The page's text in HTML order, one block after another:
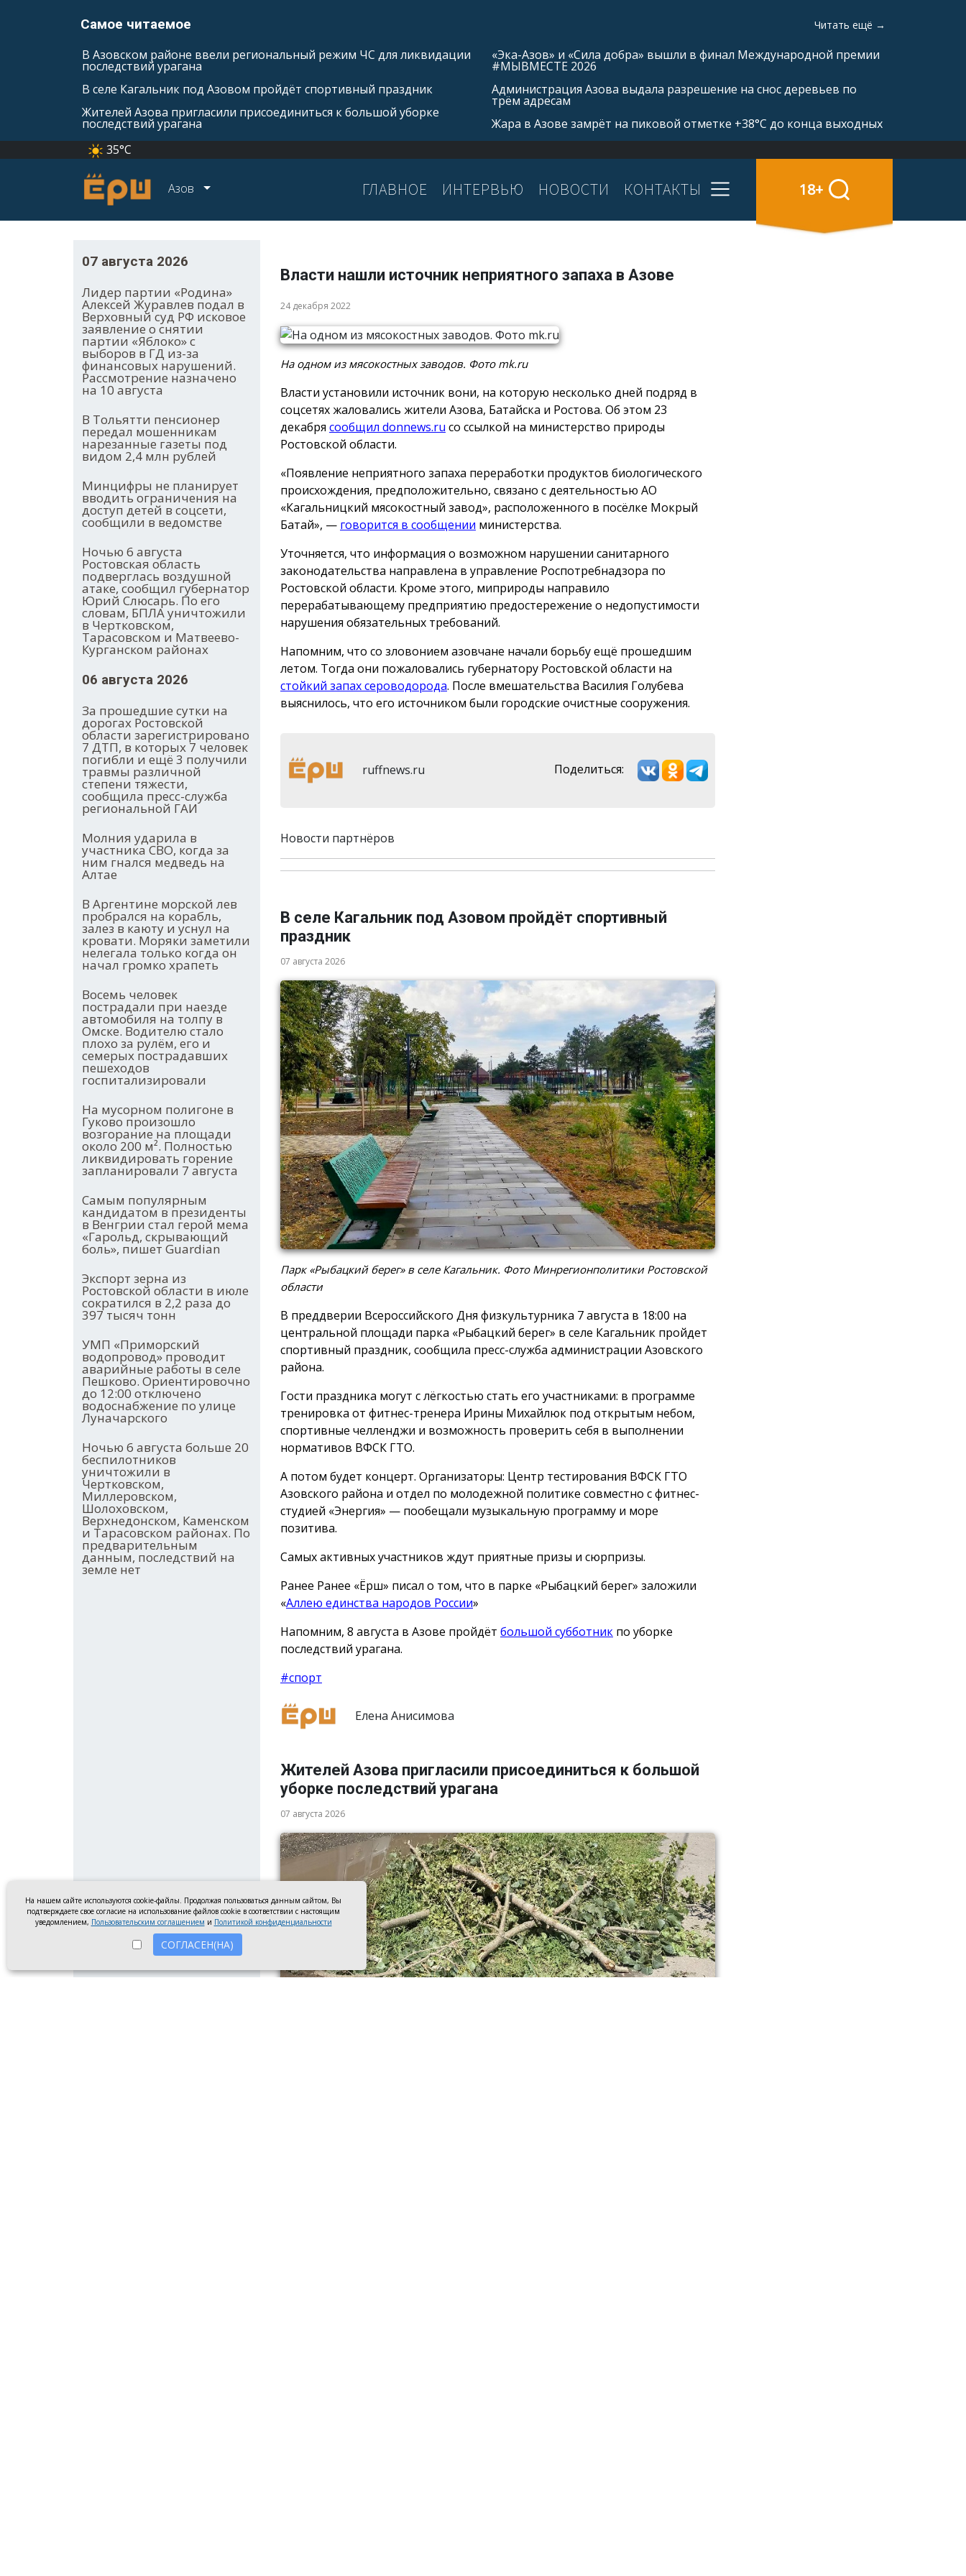
Самое читаемое Читать ещё →
В Азовском районе ввели региональный режим ЧС для ликвидации
последствий урагана
В селе Кагальник под Азовом пройдёт спортивный праздник
Жителей Азова пригласили присоединиться к большой уборке
последствий урагана
«Эка-Азов» и «Сила добра» вышли в финал Международной премии
#МЫВМЕСТЕ 2026
Администрация Азова выдала разрешение на снос деревьев по
трём адресам
Жара в Азове замрёт на пиковой отметке +38°С до конца выходных
35°C
Азов ГЛАВНОЕ ИНТЕРВЬЮ НОВОСТИ КОНТАКТЫ 18+
07 августа 2026
Лидер партии «Родина»
Алексей Журавлев подал в
Верховный суд РФ исковое
заявление о снятии
партии «Яблоко» с
выборов в ГД из-за
финансовых нарушений.
Рассмотрение назначено
на 10 августа
В Тольятти пенсионер
передал мошенникам
нарезанные газеты под
видом 2,4 млн рублей
Минцифры не планирует
вводить ограничения на
доступ детей в соцсети,
сообщили в ведомстве
Ночью 6 августа
Ростовская область
подверглась воздушной
атаке, сообщил губернатор
Юрий Слюсарь. По его
словам, БПЛА уничтожили
в Чертковском,
Тарасовском и Матвеево-
Курганском районах
06 августа 2026
За прошедшие сутки на
дорогах Ростовской
области зарегистрировано
7 ДТП, в которых 7 человек
погибли и ещё 3 получили
травмы различной
степени тяжести,
сообщила пресс-служба
региональной ГАИ
Молния ударила в
участника СВО, когда за
ним гнался медведь на
Алтае
В Аргентине морской лев
пробрался на корабль,
залез в каюту и уснул на
кровати. Моряки заметили
нелегала только когда он
начал громко храпеть
Восемь человек
пострадали при наезде
автомобиля на толпу в
Омске. Водителю стало
плохо за рулём, его и
семерых пострадавших
пешеходов
госпитализировали
На мусорном полигоне в
Гуково произошло
возгорание на площади
около 200 м². Полностью
ликвидировать горение
запланировали 7 августа
Самым популярным
кандидатом в президенты
в Венгрии стал герой мема
«Гарольд, скрывающий
боль», пишет Guardian
Экспорт зерна из
Ростовской области в июле
сократился в 2,2 раза до
397 тысяч тонн
УМП «Приморский
водопровод» проводит
аварийные работы в селе
Пешково. Ориентировочно
до 12:00 отключено
водоснабжение по улице
Луначарского
Ночью 6 августа больше 20
беспилотников
уничтожили в
Чертковском,
Миллеровском,
Шолоховском,
Верхнедонском, Каменском
и Тарасовском районах. По
предварительным
данным, последствий на
земле нет
Власти нашли источник неприятного запаха в Азове
24 декабря 2022
На одном из мясокостных заводов. Фото mk.ru
Власти установили источник вони, на которую несколько дней подряд в
соцсетях жаловались жители Азова, Батайска и Ростова. Об этом 23
декабря сообщил donnews.ru со ссылкой на министерство природы
Ростовской области.
«Появление неприятного запаха переработки продуктов биологического
происхождения, предположительно, связано с деятельностью АО
«Кагальницкий мясокостный завод», расположенного в посёлке Мокрый
Батай», — говорится в сообщении министерства.
Уточняется, что информация о возможном нарушении санитарного
законодательства направлена в управление Роспотребнадзора по
Ростовской области. Кроме этого, миприроды направило
перерабатывающему предприятию предостережение о недопустимости
нарушения обязательных требований.
Напомним, что со зловонием азовчане начали борьбу ещё прошедшим
летом. Тогда они пожаловались губернатору Ростовской области на
стойкий запах сероводорода. После вмешательства Василия Голубева
выяснилось, что его источником были городские очистные сооружения.
ruffnews.ru Поделиться:
Новости партнёров
В селе Кагальник под Азовом пройдёт спортивный
праздник
07 августа 2026
Парк «Рыбацкий берег» в селе Кагальник. Фото Минрегионполитики Ростовской
области
В преддверии Всероссийского Дня физкультурника 7 августа в 18:00 на
центральной площади парка «Рыбацкий берег» в селе Кагальник пройдет
спортивный праздник, сообщила пресс-служба администрации Азовского
района.
Гости праздника могут с лёгкостью стать его участниками: в программе
тренировка от фитнес-тренера Ирины Михайлюк под открытым небом,
спортивные челленджи и возможность проверить себя в выполнении
нормативов ВФСК ГТО.
А потом будет концерт. Организаторы: Центр тестирования ВФСК ГТО
Азовского района и отдел по молодежной политике совместно с фитнес-
студией «Энергия» — пообещали музыкальную программу и море
позитива.
Самых активных участников ждут приятные призы и сюрпризы.
Ранее Ранее «Ёрш» писал о том, что в парке «Рыбацкий берег» заложили
«Аллею единства народов России»
Напомним, 8 августа в Азове пройдёт большой субботник по уборке
последствий урагана.
#спорт
Елена Анисимова
Жителей Азова пригласили присоединиться к большой
уборке последствий урагана
07 августа 2026
На нашем сайте используются cookie-файлы. Продолжая пользоваться данным сайтом, Вы
подтверждаете свое согласие на использование файлов cookie в соответствии с настоящим
уведомлением, Пользовательским соглашением и Политикой конфиденциальности
СОГЛАСЕН(НА)